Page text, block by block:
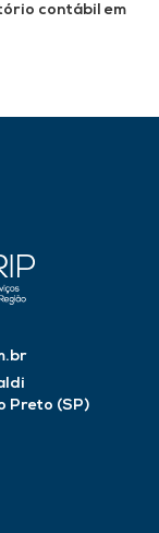
contábil em
Preto (SP)